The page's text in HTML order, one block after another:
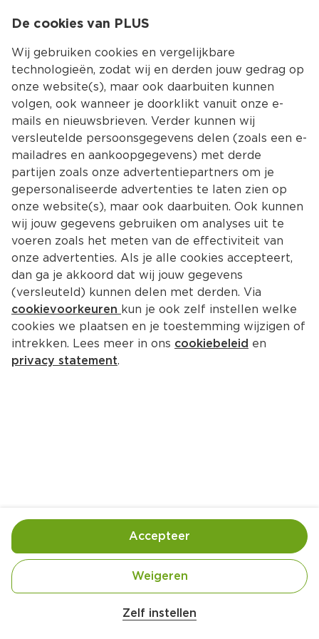
Kies jouw
Ingrediënten Bereiding
De cookies van PLUS
Wij gebruiken cookies en vergelijkbare
technologieën, zodat wij en derden jouw gedrag op
onze website(s), maar ook daarbuiten kunnen
volgen, ook wanneer je doorklikt vanuit onze e-
mails en nieuwsbrieven. Verder kunnen wij
versleutelde persoonsgegevens delen (zoals een e-
mailadres en aankoopgegevens) met derde
partijen zoals onze advertentiepartners om je
gepersonaliseerde advertenties te laten zien op
onze website(s), maar ook daarbuiten. Ook kunnen
wij jouw gegevens gebruiken om analyses uit te
voeren zoals het meten van de effectiviteit van
onze advertenties. Als je alle cookies accepteert,
dan ga je akkoord dat wij jouw gegevens
(versleuteld) kunnen delen met derden. Via
cookievoorkeuren kun je ook zelf instellen welke
cookies we plaatsen en je toestemming wijzigen of
intrekken. Lees meer in ons cookiebeleid en
privacy statement.
Zelf instellen
Weigeren
Accepteer